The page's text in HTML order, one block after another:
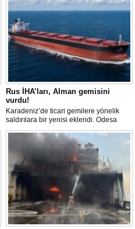
Rus İHA’ları, Alman gemisini
vurdu!
Karadeniz’de ticari gemilere yönelik
saldırılara bir yenisi eklendi. Odesa
açıklarında birden fazla İHA’nın hedef
aldığı Alman işletmesindeki Emil
gemisinde yangın çıktı; teknik sistemler
durunca mürettebat tahliye edildi.